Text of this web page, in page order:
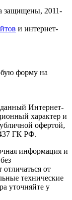
защищены, 2011-
и интернет-
форму на
Интернет-
характер и
офертой,
ГК РФ.
информация и
от
технические
уточняйте у